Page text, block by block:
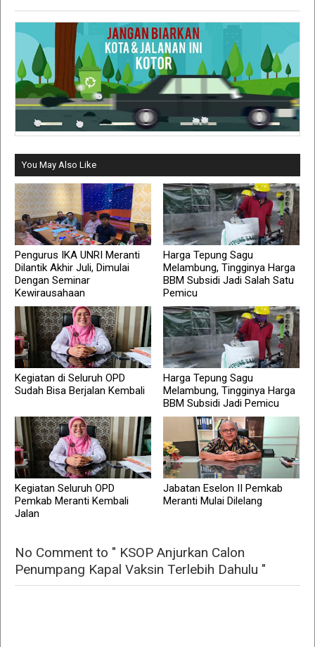
You May Also Like
Pengurus IKA UNRI Meranti
Dilantik Akhir Juli, Dimulai
Dengan Seminar
Kewirausahaan
Harga Tepung Sagu
Melambung, Tingginya Harga
BBM Subsidi Jadi Salah Satu
Pemicu
Kegiatan di Seluruh OPD
Sudah Bisa Berjalan Kembali
Harga Tepung Sagu
Melambung, Tingginya Harga
BBM Subsidi Jadi Pemicu
Kegiatan Seluruh OPD
Pemkab Meranti Kembali
Jalan
Jabatan Eselon II Pemkab
Meranti Mulai Dilelang
No Comment to " KSOP Anjurkan Calon
Penumpang Kapal Vaksin Terlebih Dahulu "